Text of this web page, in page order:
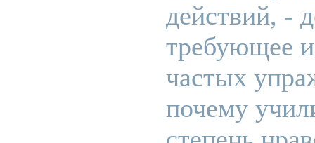
действий, -
требующее
частых
почему